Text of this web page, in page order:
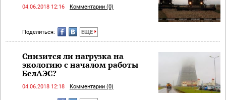
04.06.2018 12:16 Комментарии (0)
Поделиться: ЕЩЕ
Снизится ли нагрузка на
экологию с началом работы
БелАЭС?
04.06.2018 12:18 Комментарии (0)